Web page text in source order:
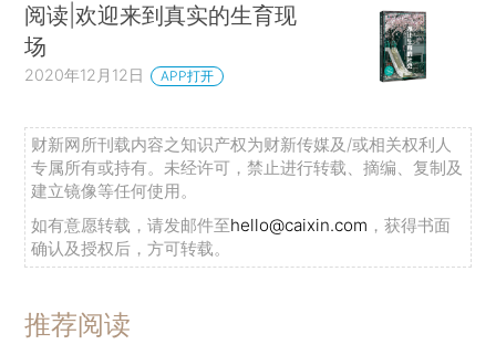
阅读|欢迎来到真实的生育现
场
2020年12月12日 APP打开
财新网所刊载内容之知识产权为财新传媒及/或相关权利人
专属所有或持有。未经许可，禁止进行转载、摘编、复制及
建立镜像等任何使用。
如有意愿转载，请发邮件至hello@caixin.com ，获得书面
确认及授权后，方可转载。
推荐阅读